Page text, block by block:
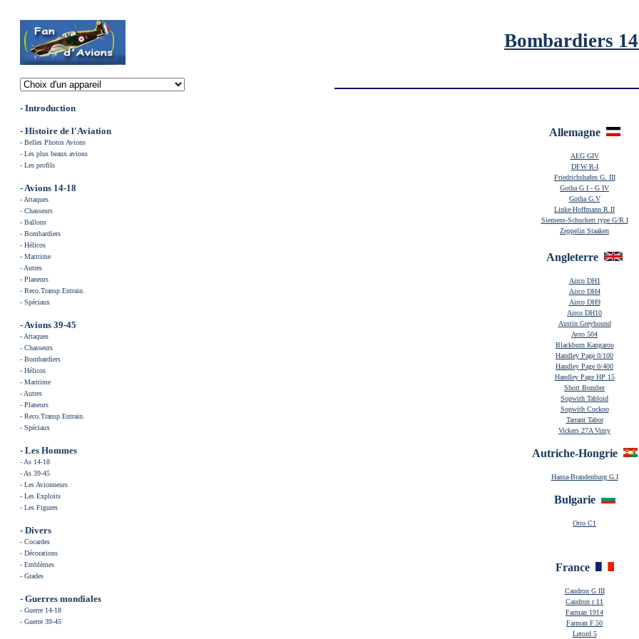
- Introduction
- Histoire de l'Aviation
- Belles Photos Avions
- Les plus beaux avions
- Les profils
- Avions 14-18
- Attaques
- Chasseurs
- Ballons
- Bombardiers
- Hélicos
- Maritime
- Autres
- Planeurs
- Reco.Transp.Entrain.
- Spéciaux
- Avions 39-45
- Attaques
- Chasseurs
- Bombardiers
- Hélicos
- Maritime
- Autres
- Planeurs
- Reco.Transp.Entrain
- Spéciaux
- Les Hommes
- As 14-18
- As 39-45
- Les Avionneurs
- Les Exploits
- Les Figures
- Divers
- Cocardes
- Décorations
- Emblèmes
- Grades
- Guerres mondiales
- Guerre 14-18
- Guerre 39-45
Bombardiers
Allemagne
AEG GIV
DFW R-I
Friedrichshafen G. III
Gotha G I - G IV
Gotha G.V
Linke-Hoffmann R.II
Siemens-Schuckert type G/R.I
Zeppelin Staaken
Angleterre
Airco DH1
Airco DH4
Airco DH9
Airco DH10
Austin Greyhound
Avro 504
Blackburn Kangaroo
Handley Page 0/100
Handley Page 0/400
Handley Page HP 15
Short Bomber
Sopwith Tabloid
Sopwith Cuckoo
Tarrant Tabor
Vickers 27A Vimy
Autriche-Hongrie
Hansa-Brandenburg G.I
Bulgarie
Otto C1
France
Caudron G III
Caudron r 11
Farman 1914
Farman F.50
Letord 5